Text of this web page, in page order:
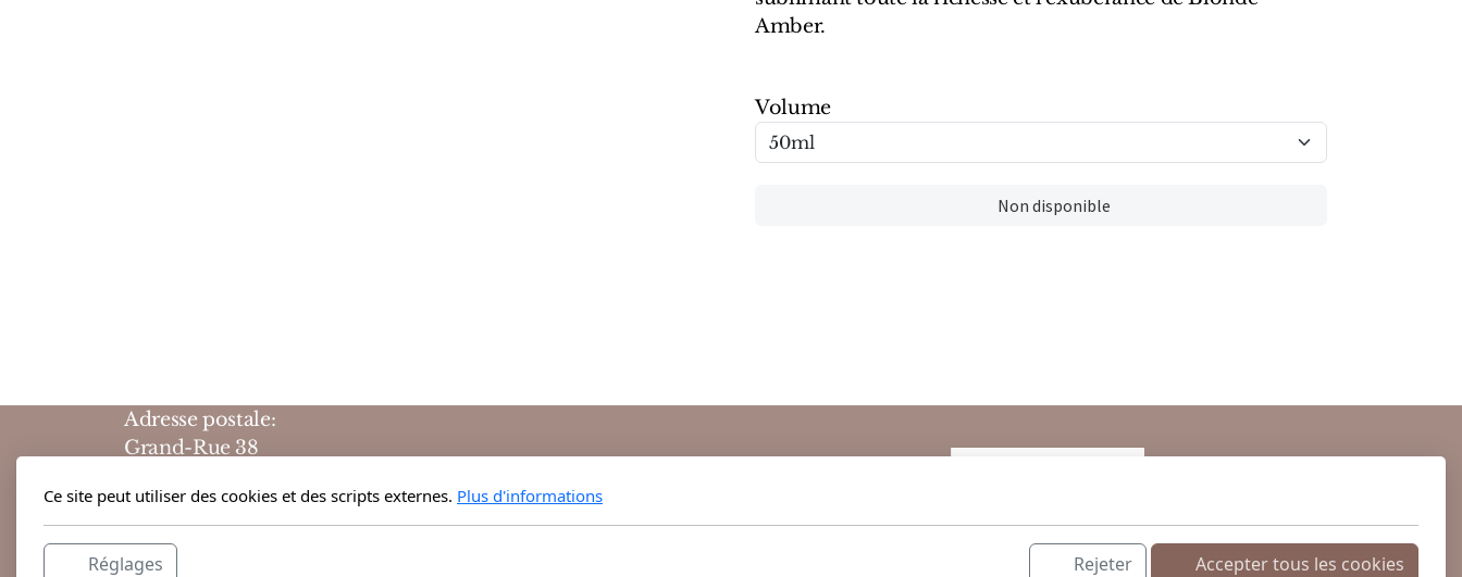
Amber.
Volume
Non disponible
Adresse postale:
Grand-Rue 38
Suisse
Horaires d'ouvertures :
Ce site peut utiliser des cookies et des scripts externes. Plus d'informations
Réglages Rejeter Accepter tous les cookies